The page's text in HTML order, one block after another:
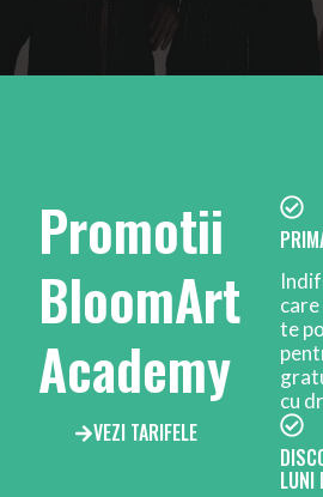
Promotii
BloomArt
Academy
VEZI TARIFELE
te
cu
LUNI